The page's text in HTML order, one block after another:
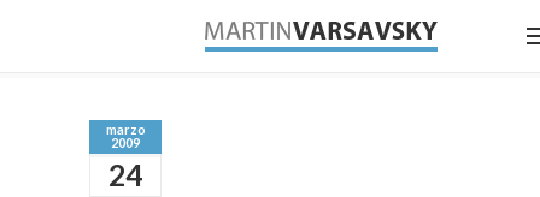
marzo
2009
24